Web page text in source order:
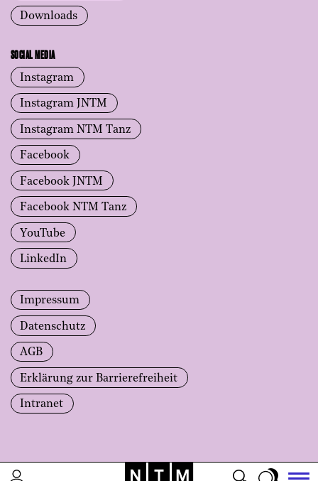
Downloads
SOCIAL MEDIA
Instagram
Instagram JNTM
Instagram NTM Tanz
Facebook
Facebook JNTM
Facebook NTM Tanz
YouTube
LinkedIn
Impressum
Datenschutz
AGB
Erklärung zur Barrierefreiheit
Intranet